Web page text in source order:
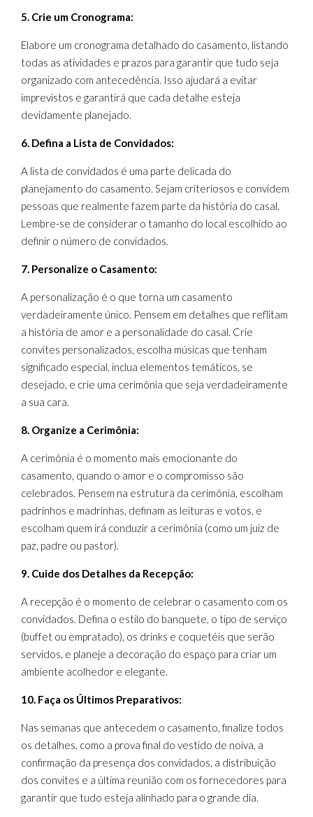
5. Crie um Cronograma:
Elabore um cronograma detalhado do casamento, listando
todas as atividades e prazos para garantir que tudo seja
organizado com antecedência. Isso ajudará a evitar
imprevistos e garantirá que cada detalhe esteja
devidamente planejado.
6. Defina a Lista de Convidados:
A lista de convidados é uma parte delicada do
planejamento do casamento. Sejam criteriosos e convidem
pessoas que realmente fazem parte da história do casal.
Lembre-se de considerar o tamanho do local escolhido ao
definir o número de convidados.
7. Personalize o Casamento:
A personalização é o que torna um casamento
verdadeiramente único. Pensem em detalhes que reflitam
a história de amor e a personalidade do casal. Crie
convites personalizados, escolha músicas que tenham
significado especial, inclua elementos temáticos, se
desejado, e crie uma cerimônia que seja verdadeiramente
a sua cara.
8. Organize a Cerimônia:
A cerimônia é o momento mais emocionante do
casamento, quando o amor e o compromisso são
celebrados. Pensem na estrutura da cerimônia, escolham
padrinhos e madrinhas, definam as leituras e votos, e
escolham quem irá conduzir a cerimônia (como um juiz de
paz, padre ou pastor).
9. Cuide dos Detalhes da Recepção:
A recepção é o momento de celebrar o casamento com os
convidados. Defina o estilo do banquete, o tipo de serviço
(buffet ou empratado), os drinks e coquetéis que serão
servidos, e planeje a decoração do espaço para criar um
ambiente acolhedor e elegante.
10. Faça os Últimos Preparativos:
Nas semanas que antecedem o casamento, finalize todos
os detalhes, como a prova final do vestido de noiva, a
confirmação da presença dos convidados, a distribuição
dos convites e a última reunião com os fornecedores para
garantir que tudo esteja alinhado para o grande dia.